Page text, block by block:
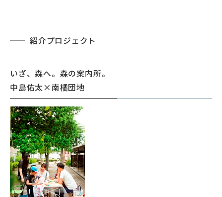
紹介プロジェクト
いざ、森へ。森の案内所。
中島佑太×南橘団地